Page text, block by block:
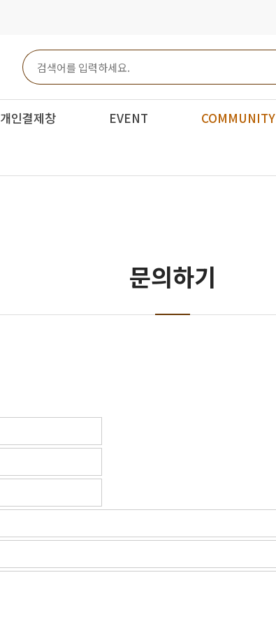
개인결제창 EVENT COMMUNITY
문의하기